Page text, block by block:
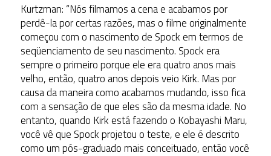
Kurtzman: “Nós filmamos a cena e acabamos por
perdê-la por certas razões, mas o filme originalmente
começou com o nascimento de Spock em termos de
seqüenciamento de seu nascimento. Spock era
sempre o primeiro porque ele era quatro anos mais
velho, então, quatro anos depois veio Kirk. Mas por
causa da maneira como acabamos mudando, isso fica
com a sensação de que eles são da mesma idade. No
entanto, quando Kirk está fazendo o Kobayashi Maru,
você vê que Spock projetou o teste, e ele é descrito
como um pós-graduado mais conceituado, então você